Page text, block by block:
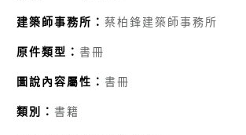
建築師事務所： 蔡柏鋒建築師事務所
原件類型： 書冊
圖說內容屬性： 書冊
類別： 書籍